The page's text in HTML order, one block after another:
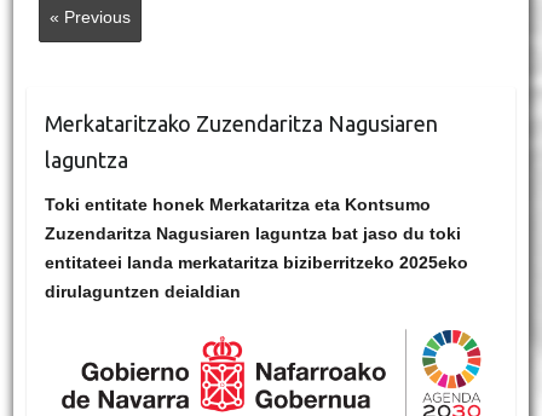
« Previous
Merkataritzako Zuzendaritza Nagusiaren
laguntza
Toki entitate honek Merkataritza eta Kontsumo
Zuzendaritza Nagusiaren laguntza bat jaso du toki
entitateei landa merkataritza biziberritzeko 2025eko
dirulaguntzen deialdian